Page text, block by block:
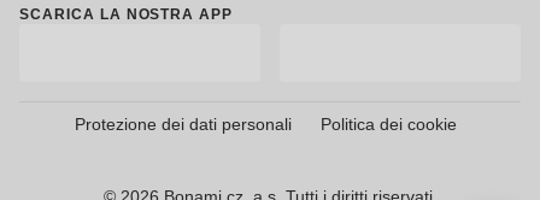
SCARICA LA NOSTRA APP
Protezione dei dati personali Politica dei cookie